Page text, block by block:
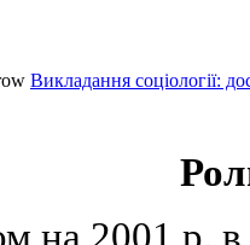
Викладання соціології: